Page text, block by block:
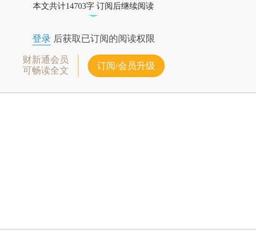
本文共计14703字 订阅后继续阅读
登录后获取已订阅的阅读权限
财新通会员
可畅读全文
订阅/会员升级